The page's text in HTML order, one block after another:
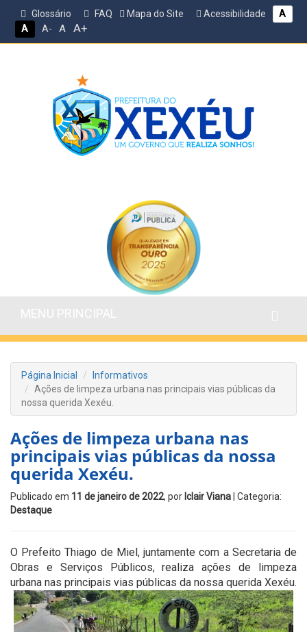
Glossário FAQ Mapa do Site Acessibilidade
A
A
A- A A+
Página Inicial
Informativos
Ações de limpeza urbana nas principais vias públicas da
nossa querida Xexéu.
Ações de limpeza urbana nas
principais vias públicas da nossa
querida Xexéu.
Publicado em 11 de janeiro de 2022, por Iclair Viana | Categoria:
Destaque
O Prefeito Thiago de Miel, juntamente com a Secretaria de
Obras e Serviços Públicos, realiza ações de limpeza
urbana nas principais vias públicas da nossa querida Xexéu.